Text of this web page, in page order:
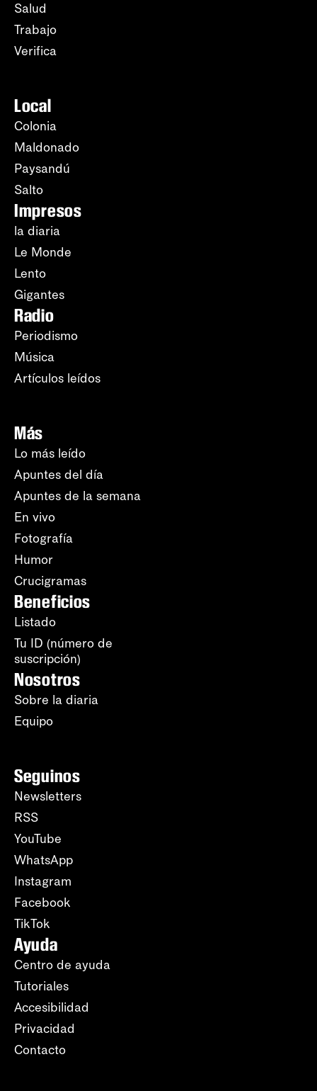
Salud
Trabajo
Verifica
Local
Colonia
Maldonado
Paysandú
Salto
Impresos
la diaria
Le Monde
Lento
Gigantes
Radio
Periodismo
Música
Artículos leídos
Más
Lo más leído
Apuntes del día
Apuntes de la semana
En vivo
Fotografía
Humor
Crucigramas
Beneficios
Listado
Tu ID (número de
suscripción)
Nosotros
Sobre la diaria
Equipo
Seguinos
Newsletters
RSS
YouTube
WhatsApp
Instagram
Facebook
TikTok
Ayuda
Centro de ayuda
Tutoriales
Accesibilidad
Privacidad
Contacto